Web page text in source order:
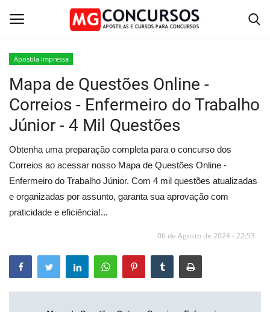
Home
Apostilas PDF
Apostila Impressa
Cursos Online
Combo Apostilas
Apostila Impressa
Mapa de Questões Online -
Correios - Enfermeiro do Trabalho
Júnior - 4 Mil Questões
Obtenha uma preparação completa para o concurso dos
Correios ao acessar nosso Mapa de Questões Online -
Enfermeiro do Trabalho Júnior. Com 4 mil questões atualizadas
e organizadas por assunto, garanta sua aprovação com
praticidade e eficiência!...
06 de Agosto de 2024 - 22:53